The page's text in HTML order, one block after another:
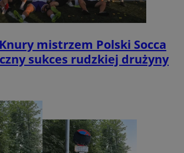
mistrzem Polski Socca
sukces rudzkiej drużyny